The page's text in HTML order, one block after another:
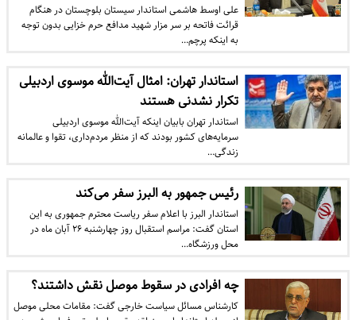
علی اوسط هاشمی استاندار سیستان بلوچستان در هنگام
قرائت فاتحه بر سر مزار شهید مدافع حرم خزایی بدون توجه
به اینکه پرچم…
استاندار تهران: امثال آیت‌الله موسوی اردبیلی
تکرار نشدنی هستند
استاندار تهران بابیان اینکه آیت‌الله موسوی اردبیلی
سرمایه‌های کشور بودند که از منظر مردم‌داری، تقوا و عالمانه
زندگی…
رئیس جمهور به البرز سفر می‌کند
استاندار البرز با اعلام سفر ریاست محترم جمهوری به این
استان گفت: مراسم استقبال روز چهارشنبه ۲۶ آبان ماه در
محل ورزشگاه…
چه افرادی در سقوط موصل نقش داشتند؟
کارشناس مسائل سیاست خارجی گفت: مقامات محلی موصل